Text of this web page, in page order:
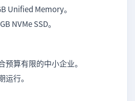
Unified Memory。
NVMe SSD。
预算有限的中小企业。
行。